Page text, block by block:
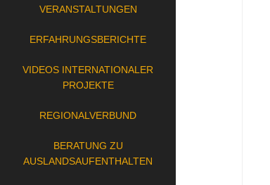
VERANSTALTUNGEN
ERFAHRUNGSBERICHTE
VIDEOS INTERNATIONALER
PROJEKTE
REGIONALVERBUND
BERATUNG ZU
AUSLANDSAUFENTHALTEN